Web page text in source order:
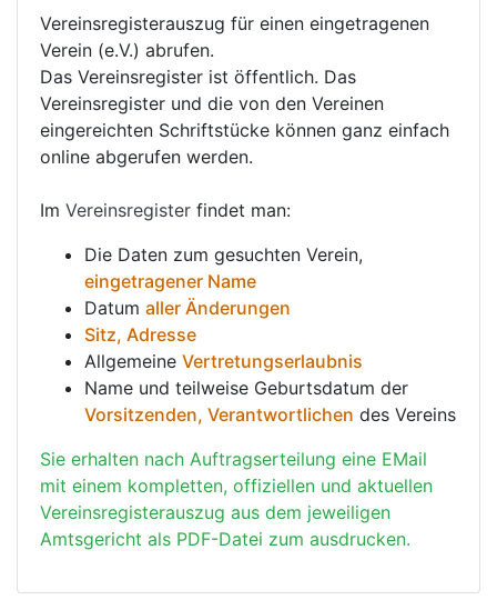
Vereinsregisterauszug für einen eingetragenen
Verein (e.V.) abrufen.
Das Vereinsregister ist öffentlich. Das
Vereinsregister und die von den Vereinen
eingereichten Schriftstücke können ganz einfach
online abgerufen werden.
Im Vereinsregister findet man:
Die Daten zum gesuchten Verein,
eingetragener Name
Datum aller Änderungen
Sitz, Adresse
Allgemeine Vertretungserlaubnis
Name und teilweise Geburtsdatum der
Vorsitzenden, Verantwortlichen des Vereins
Sie erhalten nach Auftragserteilung eine EMail
mit einem kompletten, offiziellen und aktuellen
Vereinsregisterauszug aus dem jeweiligen
Amtsgericht als PDF-Datei zum ausdrucken.